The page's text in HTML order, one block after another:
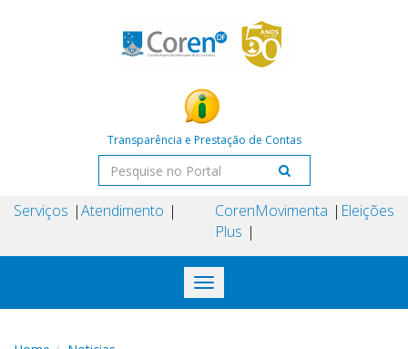
Transparência e Prestação de Contas
Serviços Atendimento
Coren
Plus
Movimenta Eleições
Toggle
navigation